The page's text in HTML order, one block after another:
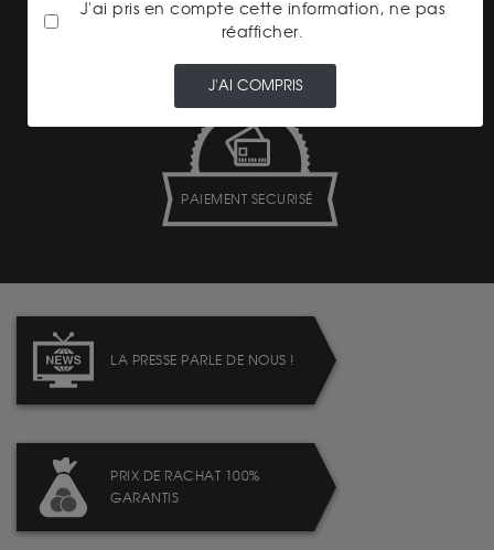
LIVRAISON ASSURÉE
PAIEMENT SECURISÉ
LA PRESSE PARLE DE NOUS !
PRIX DE RACHAT 100%
GARANTIS
J'ai pris en compte cette information, ne pas
réafficher.
J'AI COMPRIS